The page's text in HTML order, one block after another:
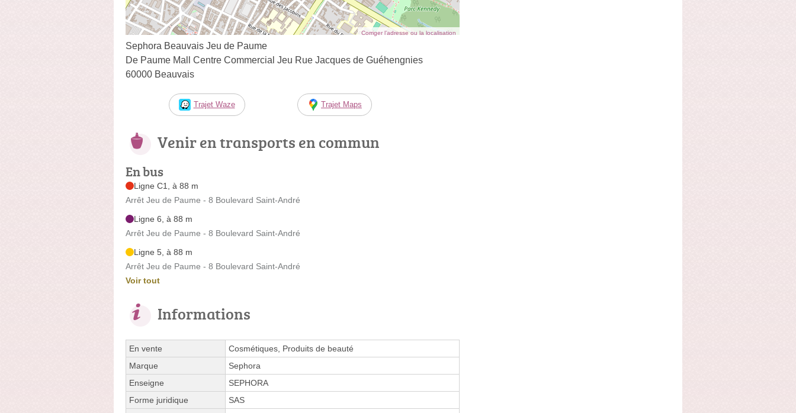
Corriger l’adresse ou la localisation
Sephora Beauvais Jeu de Paume
De Paume Mall Centre Commercial Jeu Rue Jacques de Guéhengnies
60000 Beauvais
Trajet Waze Trajet Maps
Venir en transports en commun
En bus
Ligne C1, à 88 m
Arrêt Jeu de Paume - 8 Boulevard Saint-André
Ligne 6, à 88 m
Arrêt Jeu de Paume - 8 Boulevard Saint-André
Ligne 5, à 88 m
Arrêt Jeu de Paume - 8 Boulevard Saint-André
Voir tout
Informations
En vente
Cosmétiques, Produits de beauté
Marque
Sephora
Enseigne
SEPHORA
Forme juridique
SAS